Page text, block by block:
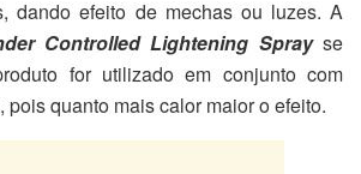
dando efeito de mechas ou luzes. A
Controlled Lightening Sprayse
for utilizado em conjunto com
pois quanto mais calor maior o efeito.